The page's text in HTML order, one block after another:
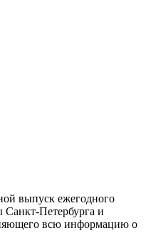
выпуск ежегодного
Петербурга и
всю информацию о